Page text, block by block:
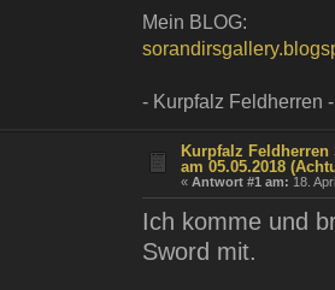
Mein BLOG:
- Kurpfalz Feldherren -
Kurpfalz
am 05.05.2018
«Antwort #1 am: 18.
Ich komme und
Sword mit.